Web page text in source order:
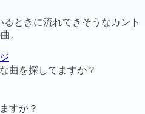
ときに流れてきそうなカント
。
曲を探してますか？
すか？